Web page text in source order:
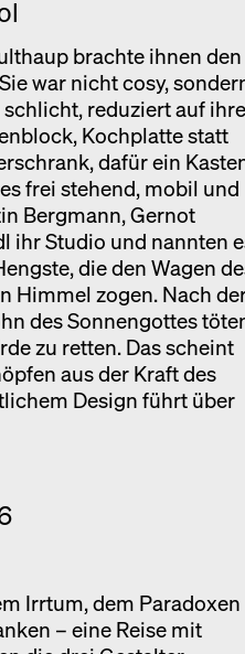
brachte ihnen den
war nicht cosy,
reduziert auf ihre
Kochplatte statt
dafür ein
frei stehend, mobil und
Bergmann, Gernot
ihr Studio und nannten
die den Wagen
Himmel zogen. Nach
des Sonnengottes
zu retten. Das scheint
aus der Kraft des
Design führt über
Irrtum, dem Paradoxen
– eine Reise mit